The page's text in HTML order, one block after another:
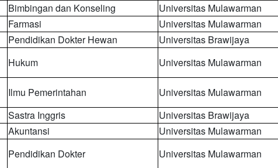
Bimbingan dan Konseling
Universitas Mulawarman
Farmasi
Universitas Mulawarman
Pendidikan Dokter Hewan
Universitas Brawijaya
Hukum Universitas Mulawarman
Ilmu Pemerintahan
Universitas Mulawarman
Sastra Inggris
Universitas Brawijaya
Akuntansi
Universitas Mulawarman
Pendidikan Dokter
Universitas Mulawarman